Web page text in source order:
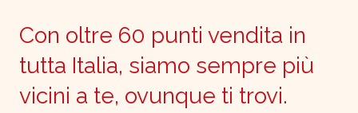
Con oltre 60 punti vendita in
tutta Italia, siamo sempre più
vicini a te, ovunque ti trovi.